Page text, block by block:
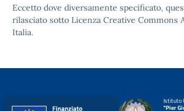
Eccetto dove diversamente specificato,
rilasciato sotto Licenza Creative Commons
Italia.
Istituto
"Pier